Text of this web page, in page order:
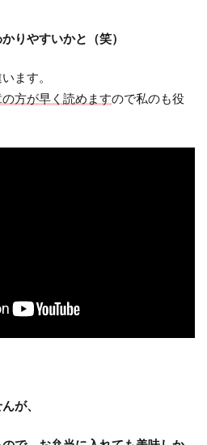
りやすいかと（笑）
ます。
方が早く読めますので私のも役
が、